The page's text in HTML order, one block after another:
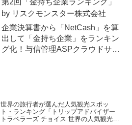
（木）、独自に分類した「電気機
器」業界の企業を対象に、各社が
保有する特許資産を質と量の両
面...
by リスクモンスター株式会社
企業決算書から「NetCash」を算
出して「金持ち企業」をランキン
グ化！与信管理ASPクラウドサー
した。この第2回...
世界の旅行者が選んだ人気観光スポッ
ト・ランキング「トリップアドバイザー
トラベラーズ チョイス 世界の人気観光ス